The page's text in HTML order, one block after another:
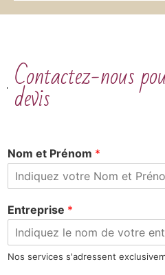
Contactez-nous
devis
Nom et Prénom *
Entreprise *
Nos services s'adressent